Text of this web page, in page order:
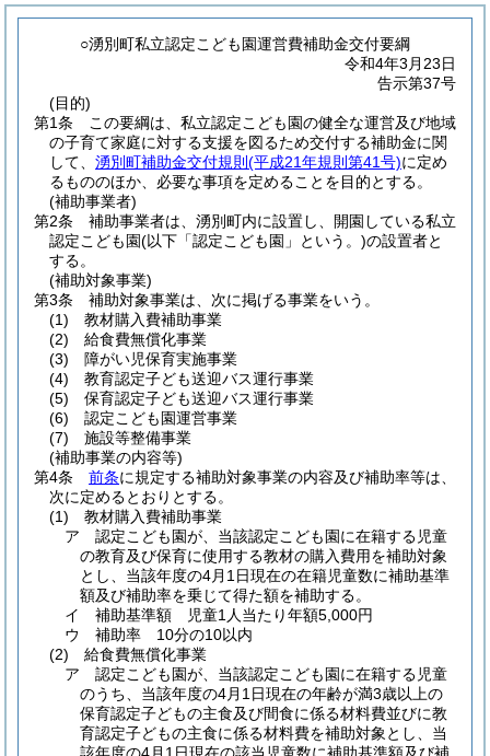
○湧別町私立認定こども園運営費補助金交付要綱
令和4年3月23日
告示第37号
(目的)
第1条
この要綱は、私立認定こども園の健全な運営及び地域
の子育て家庭に対する支援を図るため交付する補助金に関
して、 湧別町補助金交付規則 (平成21年規則第41号)に定め
るもののほか、必要な事項を定めることを目的とする。
(補助事業者)
第2条
補助事業者は、湧別町内に設置し、開園している私立
認定こども園(以下「認定こども園」という。)の設置者と
する。
(補助対象事業)
第3条
補助対象事業は、次に掲げる事業をいう。
(1)
教材購入費補助事業
(2)
給食費無償化事業
(3)
障がい児保育実施事業
(4)
教育認定子ども送迎バス運行事業
(5)
保育認定子ども送迎バス運行事業
(6)
認定こども園運営事業
(7)
施設等整備事業
(補助事業の内容等)
第4条
前条に規定する補助対象事業の内容及び補助率等は、
次に定めるとおりとする。
(1)
教材購入費補助事業
ア
認定こども園が、当該認定こども園に在籍する児童
の教育及び保育に使用する教材の購入費用を補助対象
とし、当該年度の4月1日現在の在籍児童数に補助基準
額及び補助率を乗じて得た額を補助する。
イ
補助基準額 児童1人当たり年額5,000円
ウ
補助率 10分の10以内
(2)
給食費無償化事業
ア
認定こども園が、当該認定こども園に在籍する児童
のうち、当該年度の4月1日現在の年齢が満3歳以上の
保育認定子どもの主食及び間食に係る材料費並びに教
育認定子どもの主食に係る材料費を補助対象とし、当